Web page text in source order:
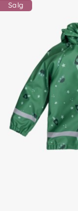
Salg